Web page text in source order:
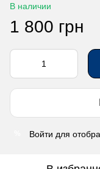
В наличии
1 800 грн
Войти для